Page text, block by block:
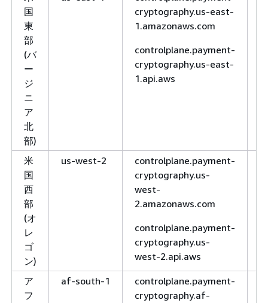
国
東
部
(バ
ー
ジ
ニ
ア
北
部)
cryptography.us-east-
1.amazonaws.com
controlplane.payment-
cryptography.us-east-
1.api.aws
米
国
西
部
(オ
レ
ゴ
ン)
us-west-2
controlplane.payment-
cryptography.us-
west-
2.amazonaws.com
controlplane.payment-
cryptography.us-
west-2.api.aws
ア
フ
af-south-1
controlplane.payment-
cryptography.af-